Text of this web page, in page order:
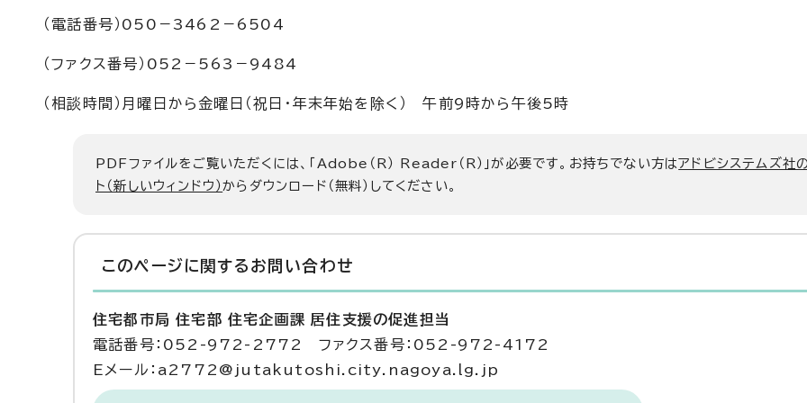
（電話番号）050－3462－6504
（ファクス番号）052－563－9484
（相談時間）月曜日から金曜日（祝日・年末年始を除く） 午前9時から午後5時
PDFファイルをご覧いただくには、「Adobe（R） Reader（R）」が必要です。お持ちでない方はアドビシステムズ社
ト（新しいウィンドウ）からダウンロード（無料）してください。
このページに関する お問い合わせ
住宅都市局 住宅部 住宅企画課 居住支援の促進担当
電話番号：052-972-2772 ファクス番号：052-972-4172
Eメール：a2772@jutakutoshi.city.nagoya.lg.jp